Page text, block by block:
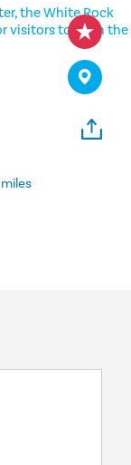
the White Rock
visitors to learn the